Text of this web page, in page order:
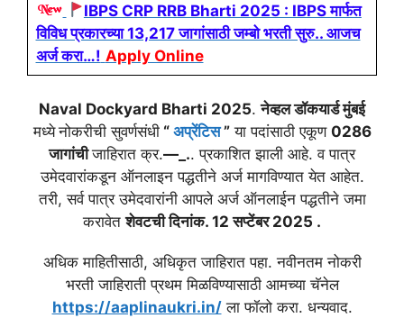
IBPS CRP RRB Bharti 2025 : IBPS मार्फत
विविध प्रकारच्या 13,217 जागांसाठी जम्बो भरती सुरु.. आजच
अर्ज करा…! Apply Online
Naval Dockyard Bharti 2025.नेव्हल डॉकयार्ड मुंबई
मध्ये नोकरीची सुवर्णसंधी “ अप्रेंटिस”या पदांसाठी एकूण 0286
जागांचीजाहिरात क्र.— _.. प्रकाशित झाली आहे. व पात्र
उमेदवारांकडून ऑनलाइन पद्धतीने अर्ज मागविण्यात येत आहेत.
तरी, सर्व पात्र उमेदवारांनी आपले अर्ज ऑनलाईन पद्धतीने जमा
करावेतशेवटची दिनांक. 12 सप्टेंबर2025 .
अधिक माहितीसाठी, अधिकृत जाहिरात पहा. नवीनतम नोकरी
भरती जाहिराती प्रथम मिळविण्यासाठी आमच्या चॅनेल
https://aaplinaukri.in/ला फॉलो करा. धन्यवाद.